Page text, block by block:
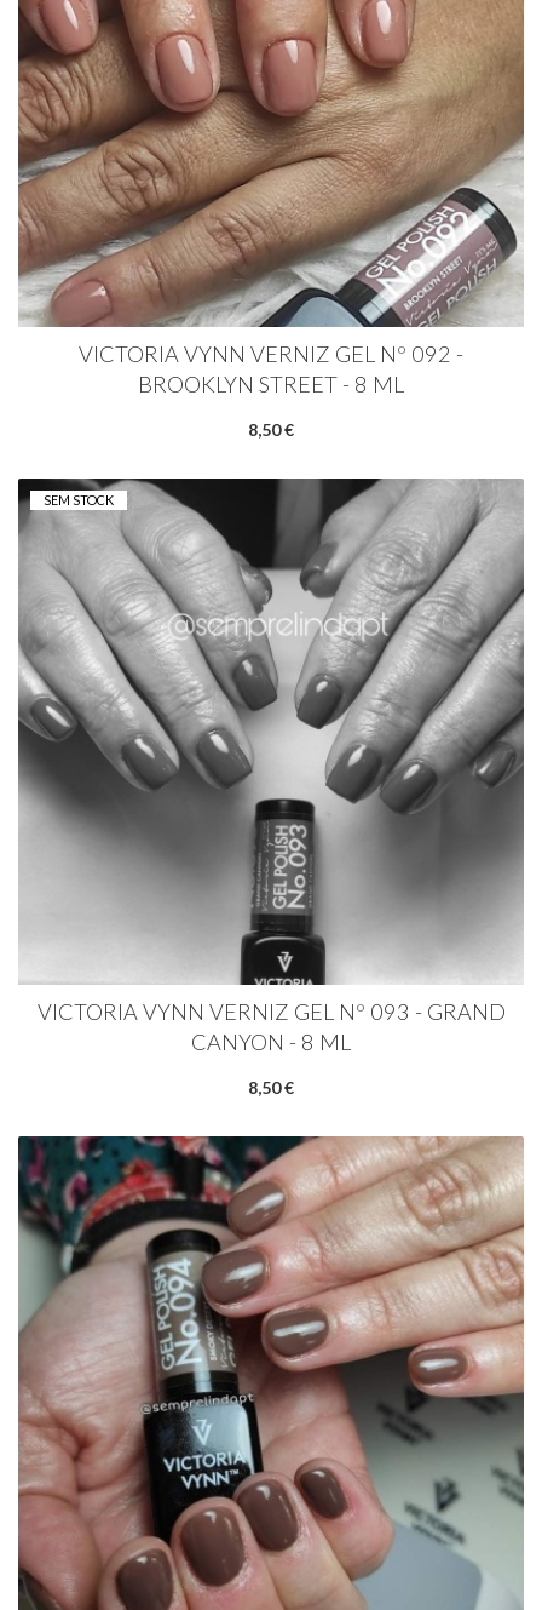
VICTORIA VYNN VERNIZ GEL Nº 092 -
BROOKLYN STREET - 8 ML
8,50 €
SEM STOCK
VICTORIA VYNN VERNIZ GEL Nº 093 - GRAND
CANYON - 8 ML
8,50 €